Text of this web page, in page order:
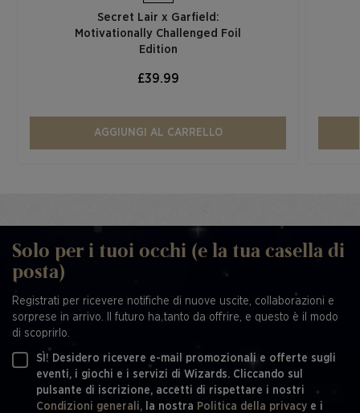
Secret Lair x Garfield:
Motivationally Challenged Foil
Edition​
£39.99
AGGIUNGI AL CARRELLO
Solo per i tuoi occhi (e la tua casella di
posta)
Registrati per ricevere notifiche di nuove uscite, collaborazioni e
sorprese in arrivo. Il futuro ha tanto da offrire, e questo è il modo
di scoprirlo.
SÌ! Desidero ricevere e-mail promozionali e offerte sugli
eventi, i giochi e i servizi di Wizards. Cliccando sul
pulsante di iscrizione, accetti di rispettare i nostri
Condizioni generali,
la nostra Politica della privacy e i